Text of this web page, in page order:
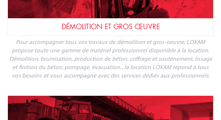
DÉMOLITION ET GROS ŒUVRE
Pour accompagner tous vos travaux de démolition et gros-oeuvre, LOXAM
propose toute une gamme de matériel professionnel disponible à la location.
Démolition, brumisation, production de béton, coffrage et soutènement, lissage
et finition du béton, pompage, évacuation... la location LOXAM répond à tous
vos besoins et vous accompagne avec des services dédiés aux professionnels.